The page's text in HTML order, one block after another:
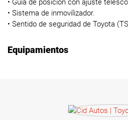
• Guía de posición con ajuste
• Sistema de inmovilizador.
• Sentido de seguridad de Toyota
Equipamientos